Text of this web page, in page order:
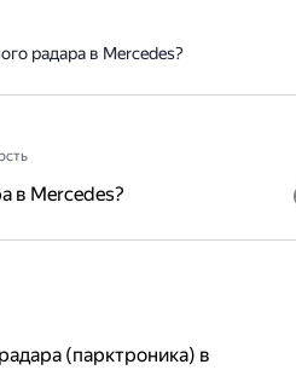
радара в Mercedes?
в Mercedes?
(парктроника) в